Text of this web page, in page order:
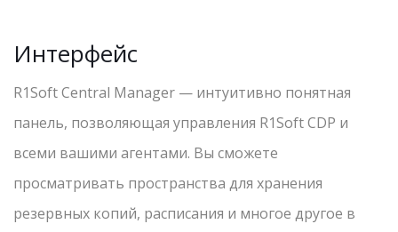
Интерфейс
R1Soft Central Manager — интуитивно понятная
панель, позволяющая управления R1Soft CDP и
всеми вашими агентами. Вы сможете
просматривать пространства для хранения
резервных копий, расписания и многое другое в